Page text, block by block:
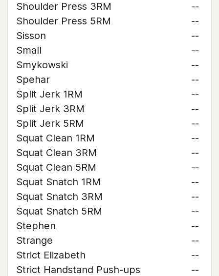
Shoulder Press 3RM
--
Shoulder Press 5RM
--
Sisson
--
Small
--
Smykowski
--
Spehar
--
Split Jerk 1RM
--
Split Jerk 3RM
--
Split Jerk 5RM
--
Squat Clean 1RM
--
Squat Clean 3RM
--
Squat Clean 5RM
--
Squat Snatch 1RM
--
Squat Snatch 3RM
--
Squat Snatch 5RM
--
Stephen
--
Strange
--
Strict Elizabeth
--
Strict Handstand Push-ups
--